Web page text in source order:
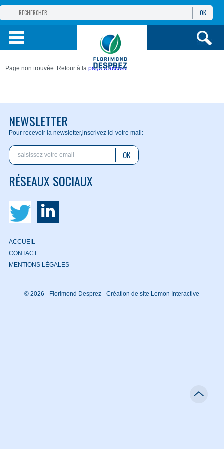
GROUPE
PRODUITS
OK
Page non trouvée. Retour à lapage d'accueil
NEWSLETTER
Pour recevoir la newsletter,inscrivez ici votre mail:
OK
RÉSEAUX SOCIAUX
ACCUEIL
CONTACT
MENTIONS LÉGALES
© 2026 - Florimond Desprez - Création de site Lemon Interactive